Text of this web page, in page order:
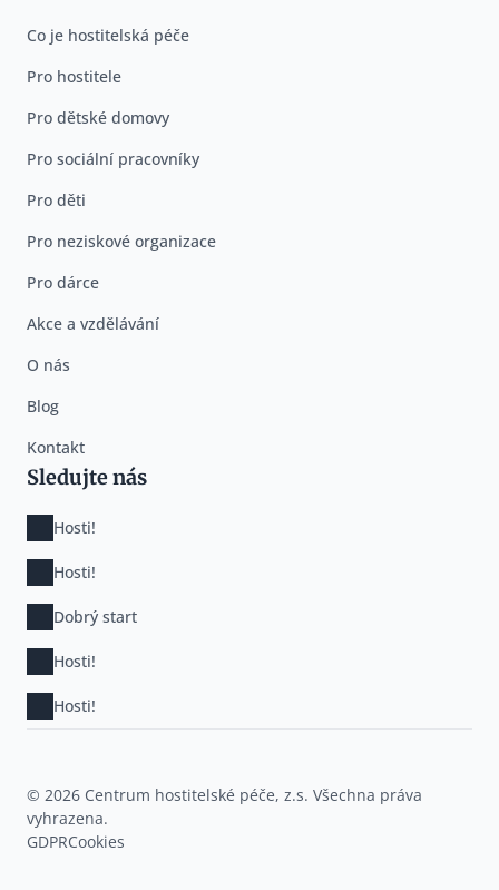
Co je hostitelská péče
Pro hostitele
Pro dětské domovy
Pro sociální pracovníky
Pro děti
Pro neziskové organizace
Pro dárce
Akce a vzdělávání
O nás
Blog
Kontakt
Sledujte nás
Hosti!
Hosti!
Dobrý start
Hosti!
Hosti!
© 2026 Centrum hostitelské péče, z.s. Všechna práva
vyhrazena.
GDPRCookies